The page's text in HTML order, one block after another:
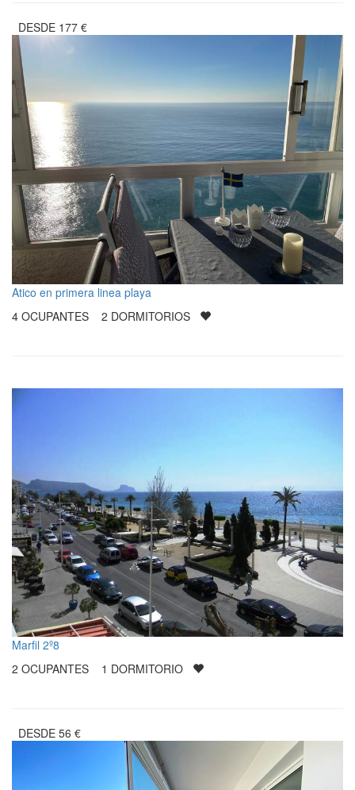
DESDE 177 €
Atico en primera linea playa
4 OCUPANTES 2 DORMITORIOS
Marfil 2º8
2 OCUPANTES 1 DORMITORIO
DESDE 56 €